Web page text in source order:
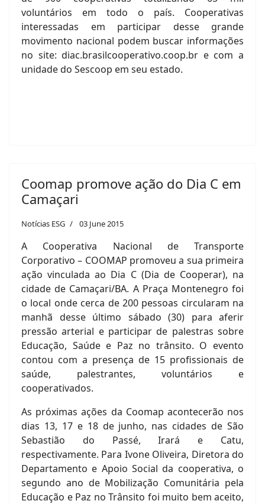
voluntários em todo o país. Cooperativas
interessadas em participar desse grande
movimento nacional podem buscar informações
no site: diac.brasilcooperativo.coop.br e com a
unidade do Sescoop em seu estado.
Coomap promove ação do Dia C em
Camaçari
Notícias ESG 03 June 2015
A Cooperativa Nacional de Transporte
Corporativo – COOMAP promoveu a sua primeira
ação vinculada ao Dia C (Dia de Cooperar), na
cidade de Camaçari/BA. A Praça Montenegro foi
o local onde cerca de 200 pessoas circularam na
manhã desse último sábado (30) para aferir
pressão arterial e participar de palestras sobre
Educação, Saúde e Paz no trânsito. O evento
contou com a presença de 15 profissionais de
saúde, palestrantes, voluntários e
cooperativados.
As próximas ações da Coomap acontecerão nos
dias 13, 17 e 18 de junho, nas cidades de São
Sebastião do Passé, Irará e Catu,
respectivamente. Para Ivone Oliveira, Diretora do
Departamento e Apoio Social da cooperativa, o
segundo ano de Mobilização Comunitária pela
Educação e Paz no Trânsito foi muito bem aceito,